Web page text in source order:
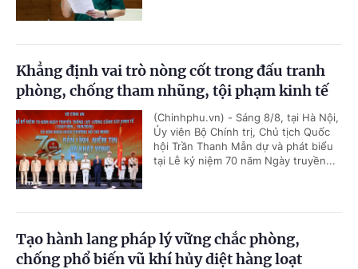
Khẳng định vai trò nòng cốt trong đấu tranh
phòng, chống tham nhũng, tội phạm kinh tế
(Chinhphu.vn) - Sáng 8/8, tại Hà Nội,
Ủy viên Bộ Chính trị, Chủ tịch Quốc
hội Trần Thanh Mẫn dự và phát biểu
tại Lễ kỷ niệm 70 năm Ngày truyền...
Tạo hành lang pháp lý vững chắc phòng,
chống phổ biến vũ khí hủy diệt hàng loạt